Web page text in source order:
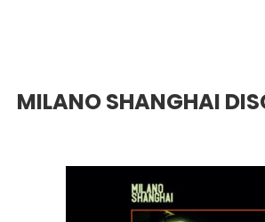
MILANO SHANGHAI